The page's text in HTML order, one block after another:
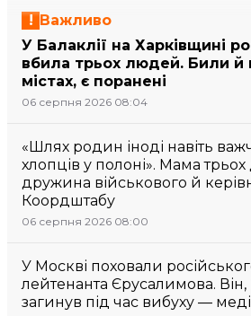
Важливо
У Балаклії на Харківщині
вбила трьох людей. Били й
містах, є поранені
06 серпня 2026 08:04
«Шлях родин іноді навіть
хлопців у полоні». Мама трьох
дружина військового й
Коордштабу
06 серпня 2026 08:00
У Москві поховали
лейтенанта Єрусалимова. Він,
загинув під час вибуху —